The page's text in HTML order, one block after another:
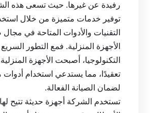
رفيدة عن غيرها. حيث تسعى هذه
توفير خدمات متميزة من خلال
التقنيات والأدوات المتاحة في مجال
الأجهزة المنزلية. فمع التطور
التكنولوجيا، أصبحت الأجهزة المنزلية
تعقيدًا، مما يستدعي استخدام
لضمان الصيانة الفعالة.
تستخدم الشركة أجهزة حديثة تتيح